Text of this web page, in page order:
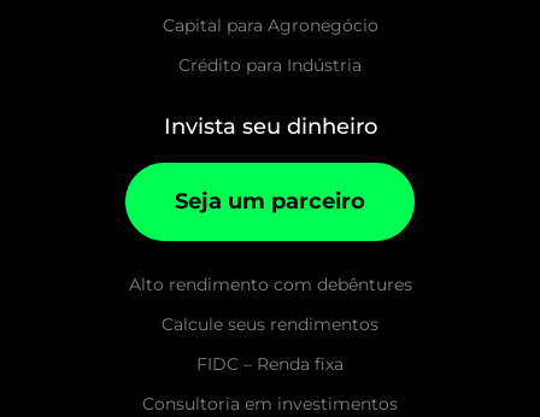
Capital para Agronegócio
Crédito para Indústria
Invista seu dinheiro
Seja um parceiro
Alto rendimento com debêntures
Calcule seus rendimentos
FIDC – Renda fixa
Consultoria em investimentos